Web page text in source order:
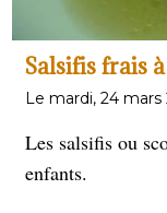
Salsifis frais
Le mardi, 24 mars
Les salsifis ou
enfants.